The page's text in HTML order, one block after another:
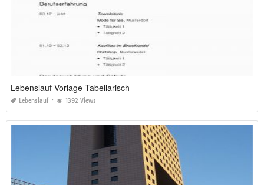
Lebenslauf Vorlage Tabellarisch
Lebenslauf 1392 Views